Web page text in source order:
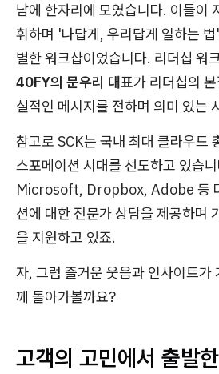
남에 한자리에 모였습니다. 이들이
휘하며 '나답게, 우리답게 일하는
별한 워크샵이었습니다. 리더십 워
40FY의 문우리 대표가 리더십의
실적인 메시지를 전하며 의미 있는
참고로 SCK는 국내 최대 클라우드
스포메이션 시대를 선도하고 있습
Microsoft, Dropbox, Adobe 등
션에 대한 전문가 상담을 제공하며
을 지원하고 있죠.
자, 그럼 즐거운 웃음과 인사이트가
께 돌아가볼까요?
고객의 고민에서 출발